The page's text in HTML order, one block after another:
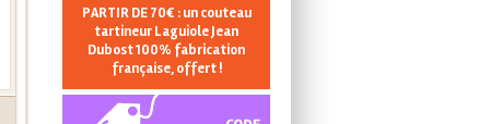
PARTIR DE 70€ : un couteau
tartineur Laguiole Jean
Dubost 100% fabrication
française, offert !